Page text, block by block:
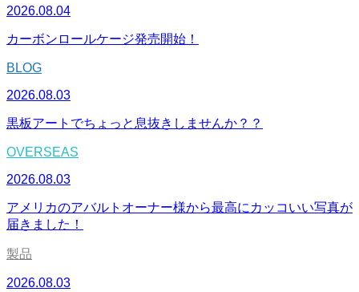
2026.08.04
カーボンロールケージ発売開始！
BLOG
2026.08.03
黒板アートでちょっと息抜きしませんか？？
OVERSEAS
2026.08.03
アメリカのアバルトオーナー様から最高にカッコいい写真が
届きました！
製品
2026.08.03